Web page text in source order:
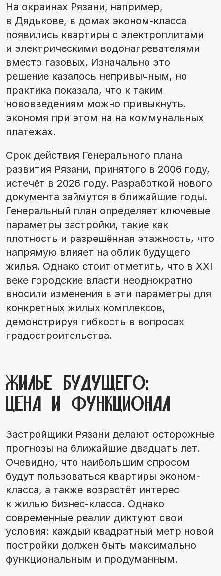
На окраинах Рязани, например,
в Дядькове, в домах эконом-класса
появились квартиры с электроплитами
и электрическими водонагревателями
вместо газовых. Изначально это
решение казалось непривычным, но
практика показала, что к таким
нововведениям можно привыкнуть,
экономя при этом на на коммунальных
платежах.
Срок действия Генерального плана
развития Рязани, принятого в 2006 году,
истечёт в 2026 году. Разработкой нового
документа займутся в ближайшие годы.
Генеральный план определяет ключевые
параметры застройки, такие как
плотность и разрешённая этажность, что
напрямую влияет на облик будущего
жилья. Однако стоит отметить, что в XXI
веке городские власти неоднократно
вносили изменения в эти параметры для
конкретных жилых комплексов,
демонстрируя гибкость в вопросах
градостроительства.
Жилье будущего:
Цена и функционал
Застройщики Рязани делают осторожные
прогнозы на ближайшие двадцать лет.
Очевидно, что наибольшим спросом
будут пользоваться квартиры эконом-
класса, а также возрастёт интерес
к жилью бизнес-класса. Однако
современные реалии диктуют свои
условия: каждый квадратный метр новой
постройки должен быть максимально
функциональным и продуманным.